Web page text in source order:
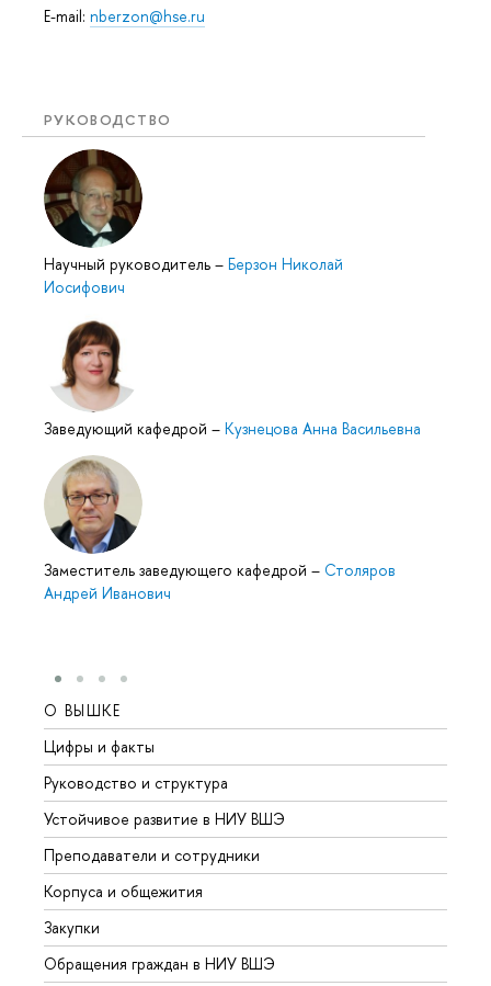
E-mail: nberzon@hse.ru
РУКОВОДСТВО
Научный руководитель – Берзон Николай
Иосифович
Заведующий кафедрой – Кузнецова Анна Васильевна
Заместитель заведующего кафедрой – Столяров
Андрей Иванович
О ВЫШКЕ
Цифры и факты
Руководство и структура
Устойчивое развитие в НИУ ВШЭ
Преподаватели и сотрудники
Корпуса и общежития
Закупки
Обращения граждан в НИУ ВШЭ